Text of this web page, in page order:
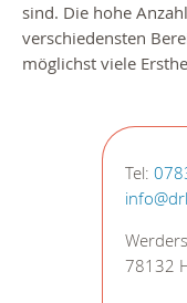
sind. Die hohe
verschiedensten
möglichst viele
Tel:
78132